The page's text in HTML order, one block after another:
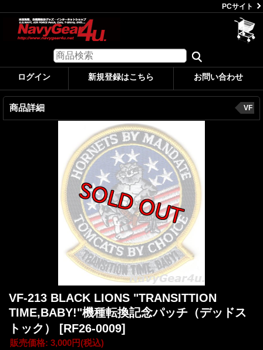
PCサイト
ログイン 新規登録はこちら お問い合わせ
商品詳細 VF
VF-213 BLACK LIONS "TRANSITTION
TIME,BABY!"機種転換記念パッチ（デッドス
トック） [RF26-0009]
販売価格: 3,000円(税込)